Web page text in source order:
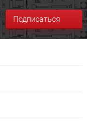
Подписаться